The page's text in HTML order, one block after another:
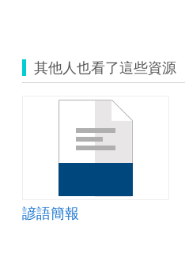
其他人也看了這些資源
諺語簡報